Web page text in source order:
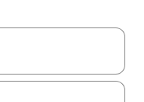
използвайте